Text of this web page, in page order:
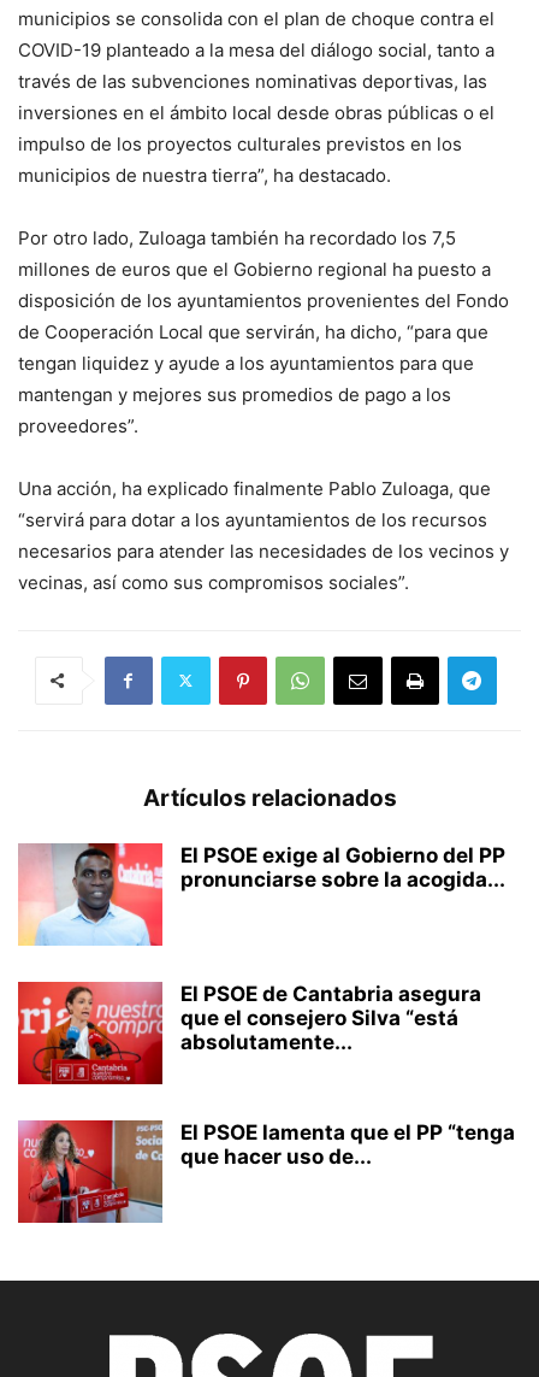
municipios se consolida con el plan de choque contra el
COVID-19 planteado a la mesa del diálogo social, tanto a
través de las subvenciones nominativas deportivas, las
inversiones en el ámbito local desde obras públicas o el
impulso de los proyectos culturales previstos en los
municipios de nuestra tierra”, ha destacado.
Por otro lado, Zuloaga también ha recordado los 7,5
millones de euros que el Gobierno regional ha puesto a
disposición de los ayuntamientos provenientes del Fondo
de Cooperación Local que servirán, ha dicho, “para que
tengan liquidez y ayude a los ayuntamientos para que
mantengan y mejores sus promedios de pago a los
proveedores”.
Una acción, ha explicado finalmente Pablo Zuloaga, que
“servirá para dotar a los ayuntamientos de los recursos
necesarios para atender las necesidades de los vecinos y
vecinas, así como sus compromisos sociales”.
Artículos relacionados
El PSOE exige al Gobierno del PP
pronunciarse sobre la acogida...
El PSOE de Cantabria asegura
que el consejero Silva “está
absolutamente...
El PSOE lamenta que el PP “tenga
que hacer uso de...